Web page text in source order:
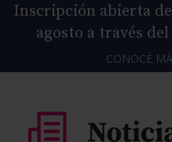
Inscripción abierta
agosto a través
CONOCÉ